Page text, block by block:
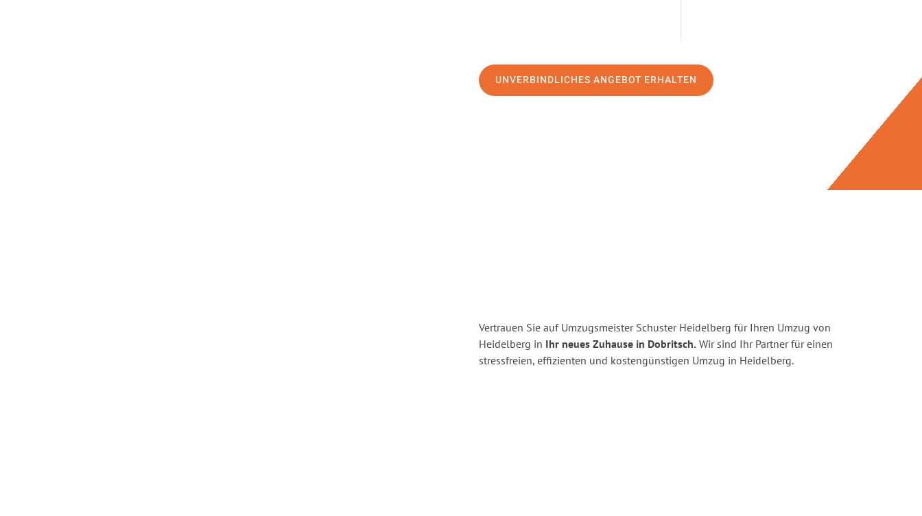
UNVERBINDLICHES ANGEBOT ERHALTEN
Vertrauen Sie auf Umzugsmeister Schuster Heidelberg für Ihren Umzug von
Heidelberg in Ihr neues Zuhause in Dobritsch. Wir sind Ihr Partner für einen
stressfreien, effizienten und kostengünstigen Umzug in Heidelberg.